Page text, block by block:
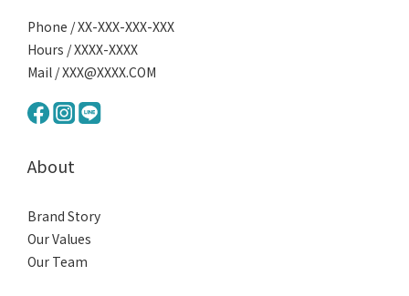
Phone / XX-XXX-XXX-XXX
Hours / XXXX-XXXX
Mail / XXX@XXXX.COM
About
Brand Story
Our Values
Our Team